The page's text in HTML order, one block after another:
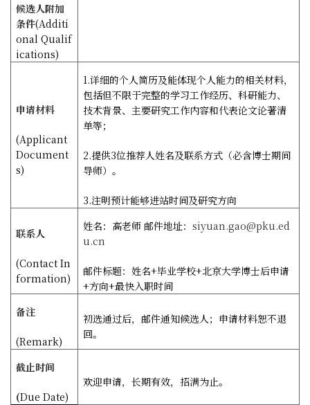
候选人附加
条件(Additi
onal Qualif
ications)
申请材料
(Applicant
Document
s)
1.详细的个人简历及能体现个人能力的相关材料，
包括但不限于完整的学习工作经历、科研能力、
技术背景、主要研究工作内容和代表论文论著清
单等；
2.提供3位推荐人姓名及联系方式（必含博士期间
导师）。
3.注明预计能够进站时间及研究方向
联系人
(Contact In
formation)
姓名：高老师 邮件地址：siyuan.gao@pku.ed
u.cn
邮件标题：姓名+毕业学校+北京大学博士后申请
+方向+最快入职时间
备注
(Remark)
初选通过后，邮件通知候选人；申请材料恕不退
回。
截止时间
(Due Date)
欢迎申请，长期有效，招满为止。